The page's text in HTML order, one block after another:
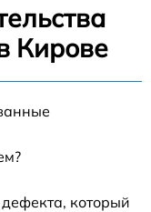
Кирове
который